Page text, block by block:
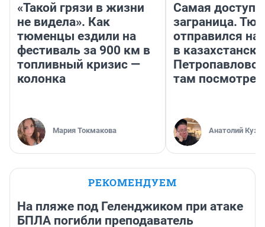
«Такой грязи в жизни
не видела». Как
тюменцы ездили на
фестиваль за 900 км в
топливный кризис —
колонка
Мария Токмакова
Самая
заграница.
отправился
в
там
Анатолий
РЕКОМЕНДУЕМ
На пляже под Геленджиком при атаке
БПЛА погибли преподаватель